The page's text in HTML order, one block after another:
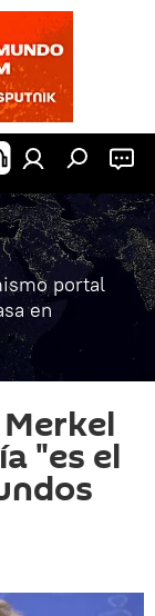
portal
en
"es el